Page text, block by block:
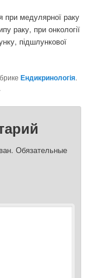
при медулярної раку
раку, при онкології
підшлункової
Ендикринологія.
Обязательные